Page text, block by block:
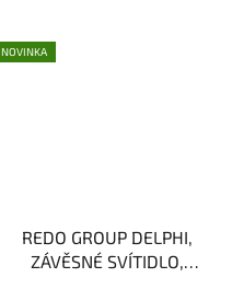
NOVINKA
REDO GROUP DELPHI,
ZÁVĚSNÉ SVÍTIDLO,